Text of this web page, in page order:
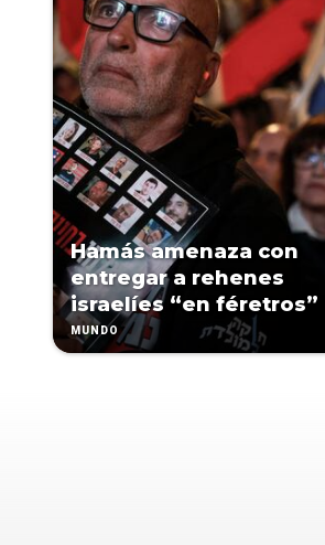
Hamás amenaza con
entregar a rehenes
israelíes “en féretros”
MUNDO